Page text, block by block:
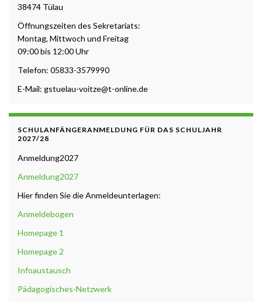
38474 Tülau
Öffnungszeiten des Sekretariats:
Montag, Mittwoch und Freitag
09:00 bis 12:00 Uhr
Telefon: 05833-3579990
E-Mail: gstuelau-voitze@t-online.de
SCHULANFÄNGERANMELDUNG FÜR DAS SCHULJAHR
2027/28
Anmeldung2027
Anmeldung2027
Hier finden Sie die Anmeldeunterlagen:
Anmeldebogen
Homepage 1
Homepage 2
Infoaustausch
Pädagogisches-Netzwerk